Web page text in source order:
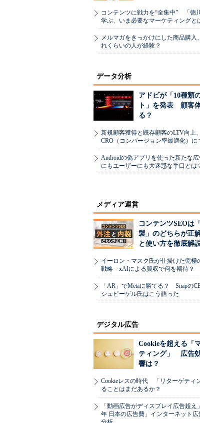
コンテンツに戦力を“全集中” 「徳
学ぶ、いま必要なマーケティングと
メルマガをきっかけにした商品購入
れくらいの人が経験？
データ分析
アドビが「10種類
ト」を発表 顧客
る？
新規顧客獲得と既存顧客のLTV向上
CRO（コンバージョン率最適化）に
Androidの偽アプリを使った新たな
にもユーザーにも大迷惑な手口とは
メディア運営
コンテンツSEOは
製」のどちらが正
と使い方を徹底解
イーロン・マスク氏が仕掛けた究極
戦略 xAIによる買収で何を期待？
「AR」でMetaに勝てる？ Snapの
シュピーゲル氏はこう語った
デジタル広告
Cookieを超える「
ティング」 広告
響は？
Cookieレスの時代 「リターゲティ
ることはまだあるか？
「動画広告がディスプレイ広告超え
年 日本の広告費」インターネット